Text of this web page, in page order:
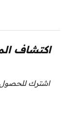
اكتشاف
اشترك للحصول